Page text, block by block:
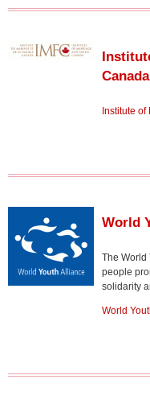
Canada
Institute
World
The World
people
solidarity
World